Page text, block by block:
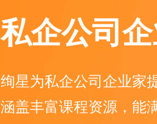
私企公司
绚星为私企公司企业家
涵盖丰富课程资源，能